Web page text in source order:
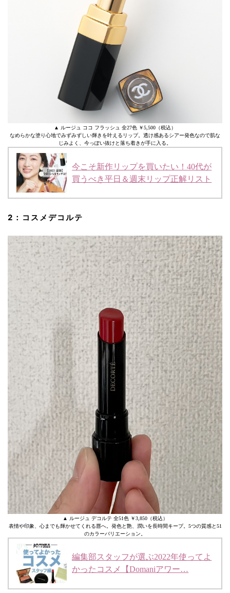
▲ ルージュ ココ フラッシュ 全27色 ￥5,500（税込）
なめらかな塗り心地でみずみずしい輝きを叶えるリップ。透け感あるシアー発色なので肌な
じみよく、今っぽい抜けと落ち着きが手に入る。
今こそ新作リップを買いたい！40代が
買うべき平日＆週末リップ正解リスト
2：コスメデコルテ
▲ ルージュ デコルテ 全51色 ￥3,850（税込）
表情や印象、心までも輝かせてくれる唇へ。発色と艶、潤いを長時間キープ。5つの質感と51
のカラーバリエーション。
編集部スタッフが選ぶ2022年使ってよ
かったコスメ【Domaniアワー…